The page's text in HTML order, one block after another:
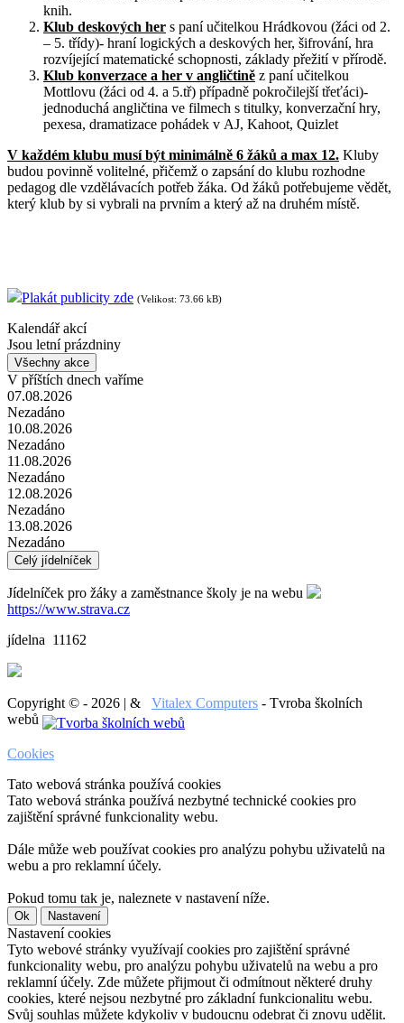
knih.
Klub deskových her s paní učitelkou Hrádkovou (žáci od 2.
– 5. třídy)- hraní logických a deskových her, šifrování, hra
rozvíjející matematické schopnosti, základy přežití v přírodě.
Klub konverzace a her v angličtině z paní učitelkou
Mottlovu (žáci od 4. a 5.tř) případně pokročilejší třeťáci)-
jednoduchá angličtina ve filmech s titulky, konverzační hry,
pexesa, dramatizace pohádek v AJ, Kahoot, Quizlet
V každém klubu musí být minimálně 6 žáků a max 12. Kluby
budou povinně volitelné, přičemž o zapsání do klubu rozhodne
pedagog dle vzdělávacích potřeb žáka. Od žáků potřebujeme vědět,
který klub by si vybrali na prvním a který až na druhém místě.
Plakát publicity zde (Velikost: 73.66 kB)
Kalendář akcí
Jsou letní prázdniny
Všechny akce
V příštích dnech vaříme
07.08.2026
Nezadáno
10.08.2026
Nezadáno
11.08.2026
Nezadáno
12.08.2026
Nezadáno
13.08.2026
Nezadáno
Celý jídelníček
Jídelníček pro žáky a zaměstnance školy je na webu
https://www.strava.cz
jídelna 11162
Copyright © - 2026 | & Vitalex Computers - Tvroba školních
webů
Cookies
Tato webová stránka používá cookies
Tato webová stránka používá nezbytné technické cookies pro
zajištění správné funkcionality webu.
Dále může web používat cookies pro analýzu pohybu uživatelů na
webu a pro reklamní účely.
Pokud tomu tak je, naleznete v nastavení níže.
Ok Nastavení
Nastavení cookies
Tyto webové stránky využívají cookies pro zajištění správné
funkcionality webu, pro analýzu pohybu uživatelů na webu a pro
reklamní účely. Zde můžete přijmout či odmítnout některé druhy
cookies, které nejsou nezbytné pro základní funkcionalitu webu.
Svůj souhlas můžete kdykoliv v budoucnu odebrat či znovu udělit.